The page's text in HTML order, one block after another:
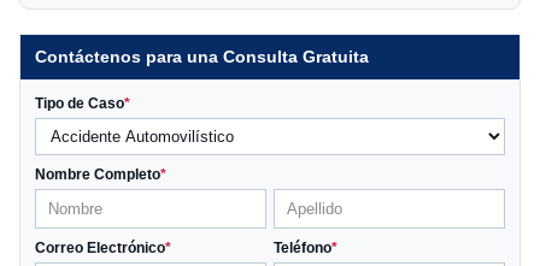
Contáctenos para una Consulta Gratuita
Tipo de Caso*
Nombre Completo*
Correo Electrónico* Teléfono*